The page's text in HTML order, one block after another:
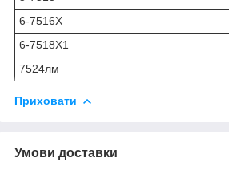
6-7516Х
6-7518Х1
7524лм
Приховати
Умови доставки